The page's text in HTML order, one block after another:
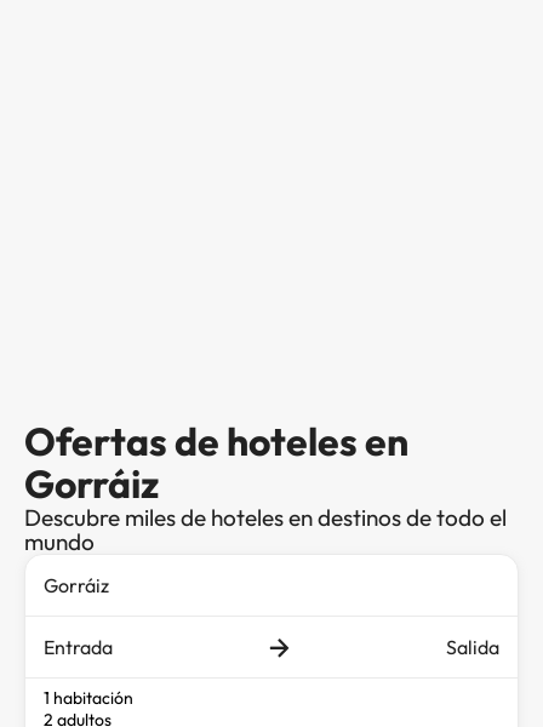
Ofertas de hoteles en
Gorráiz
Descubre miles de hoteles en destinos de todo el
mundo
Entrada Salida
1 habitación
2 adultos